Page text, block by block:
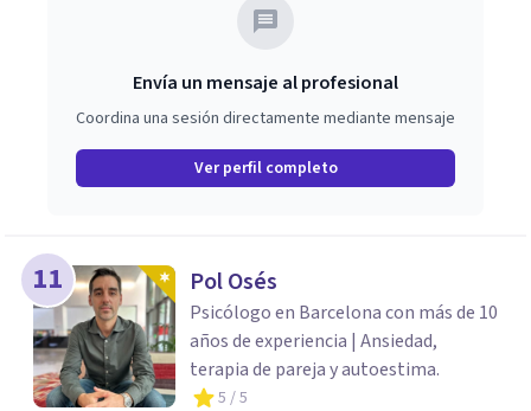
Envía un mensaje al profesional
Coordina una sesión directamente mediante mensaje
Ver perfil completo
11 Pol Osés
Psicólogo en Barcelona con más de 10
años de experiencia | Ansiedad,
terapia de pareja y autoestima.
5 / 5